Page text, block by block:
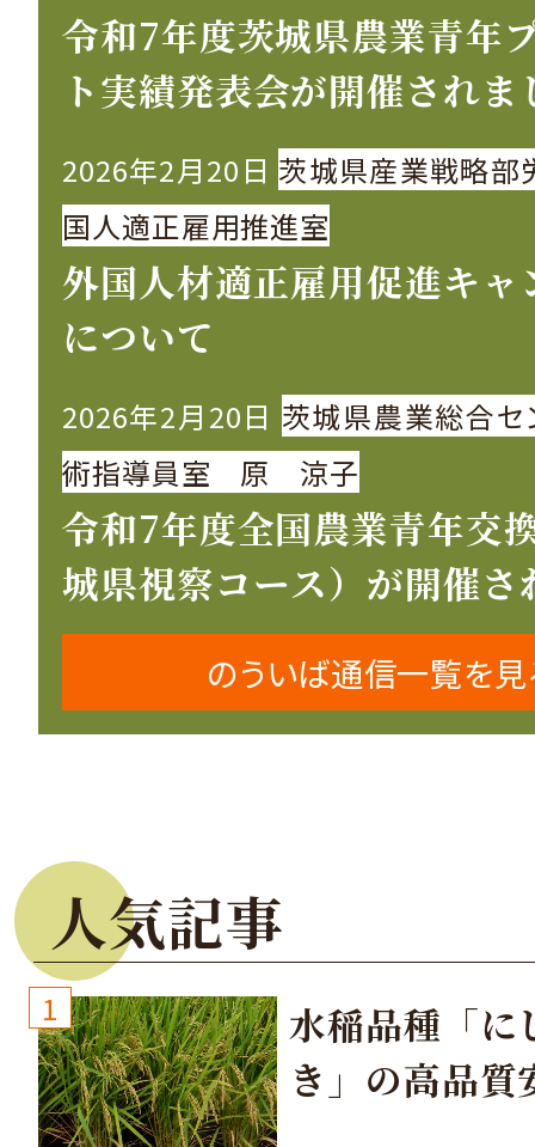
令和7年度茨城県農業青年
ト実績発表会が開催されま
2026年2月20日 茨城県産業戦略部
国人適正雇用推進室
外国人材適正雇用促進キャ
について
2026年2月20日 茨城県農業総合セ
術指導員室 原 涼子
令和7年度全国農業青年交
城県視察コース）が開催さ
のういば通信一覧を
人気記事
1
水稲品種「に
き」の高品質